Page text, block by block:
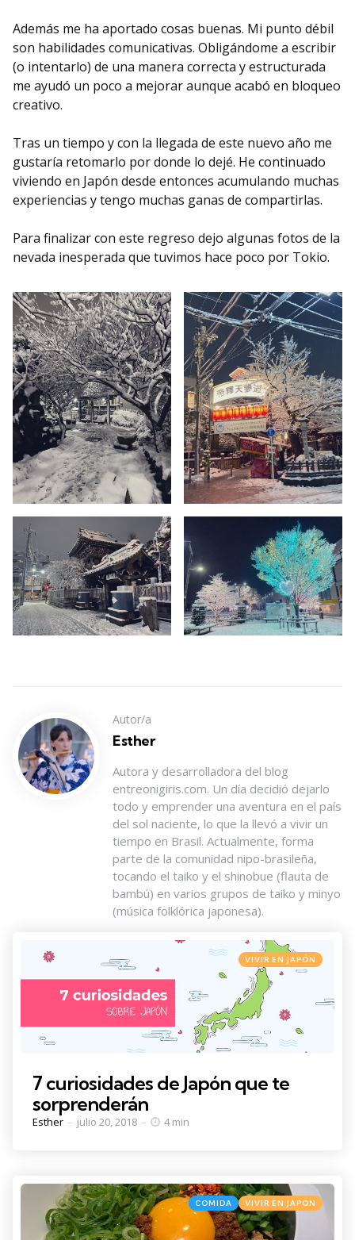
Además me ha aportado cosas buenas. Mi punto débil
son habilidades comunicativas. Obligándome a escribir
(o intentarlo) de una manera correcta y estructurada
me ayudó un poco a mejorar aunque acabó en bloqueo
creativo.
Tras un tiempo y con la llegada de este nuevo año me
gustaría retomarlo por donde lo dejé. He continuado
viviendo en Japón desde entonces acumulando muchas
experiencias y tengo muchas ganas de compartirlas.
Para finalizar con este regreso dejo algunas fotos de la
nevada inesperada que tuvimos hace poco por Tokio.
Autor/a
Esther
Autora y desarrolladora del blog
entreonigiris.com. Un día decidió dejarlo
todo y emprender una aventura en el país
del sol naciente, lo que la llevó a vivir un
tiempo en Brasil. Actualmente, forma
parte de la comunidad nipo-brasileña,
tocando el taiko y el shinobue (flauta de
bambú) en varios grupos de taiko y minyo
(música folklórica japonesa).
Categories
Posted
in
VIVIR EN JAPÓN
7 curiosidades de Japón que te
sorprenderán
Posted
Esther julio 20, 2018 4 min
Categories
Posted
in
COMIDA VIVIR EN JAPÓN